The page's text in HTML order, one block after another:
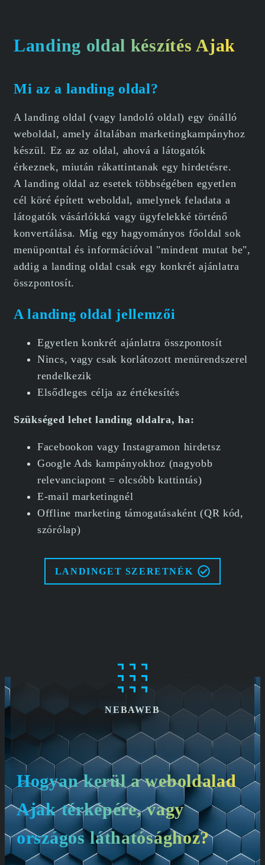
Landing oldal készítés Ajak
Mi az a landing oldal?
A landing oldal (vagy landoló oldal) egy önálló
weboldal, amely általában marketingkampányhoz
készül. Ez az az oldal, ahová a látogatók
érkeznek, miután rákattintanak egy hirdetésre.
A landing oldal az esetek többségében egyetlen
cél köré épített weboldal, amelynek feladata a
látogatók vásárlókká vagy ügyfelekké történő
konvertálása. Míg egy hagyományos főoldal sok
menüponttal és információval "mindent mutat be",
addig a landing oldal csak egy konkrét ajánlatra
összpontosít.
A landing oldal jellemzői
Egyetlen konkrét ajánlatra összpontosít
Nincs, vagy csak korlátozott menürendszerel
rendelkezik
Elsődleges célja az értékesítés
Szükséged lehet landing oldalra, ha:
Facebookon vagy Instagramon hirdetsz
Google Ads kampányokhoz (nagyobb
relevanciapont = olcsóbb kattintás)
E-mail marketingnél
Offline marketing támogatásaként (QR kód,
szórólap)
LANDINGET SZERETNÉK
NEBAWEB
Hogyan kerül a weboldalad
Ajak térképére, vagy
országos láthatósághoz?